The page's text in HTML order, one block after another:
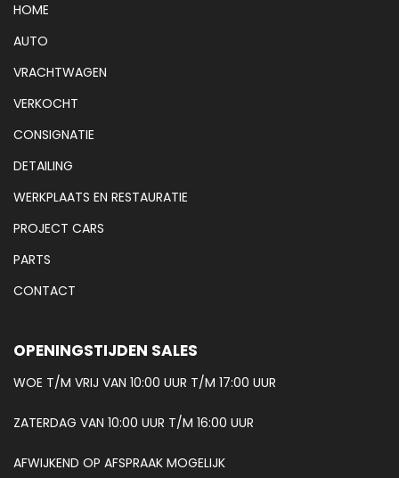
HOME
AUTO
VRACHTWAGEN
VERKOCHT
CONSIGNATIE
DETAILING
WERKPLAATS EN RESTAURATIE
PROJECT CARS
PARTS
CONTACT
OPENINGSTIJDEN SALES
WOE T/M VRIJ VAN 10:00 UUR T/M 17:00 UUR
ZATERDAG VAN 10:00 UUR T/M 16:00 UUR
AFWIJKEND OP AFSPRAAK MOGELIJK